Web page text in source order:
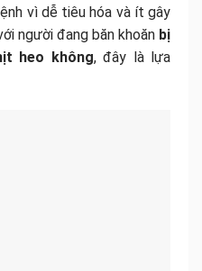
vì dễ tiêu hóa và ít gây
người đang băn khoăn bị
heo không, đây là lựa